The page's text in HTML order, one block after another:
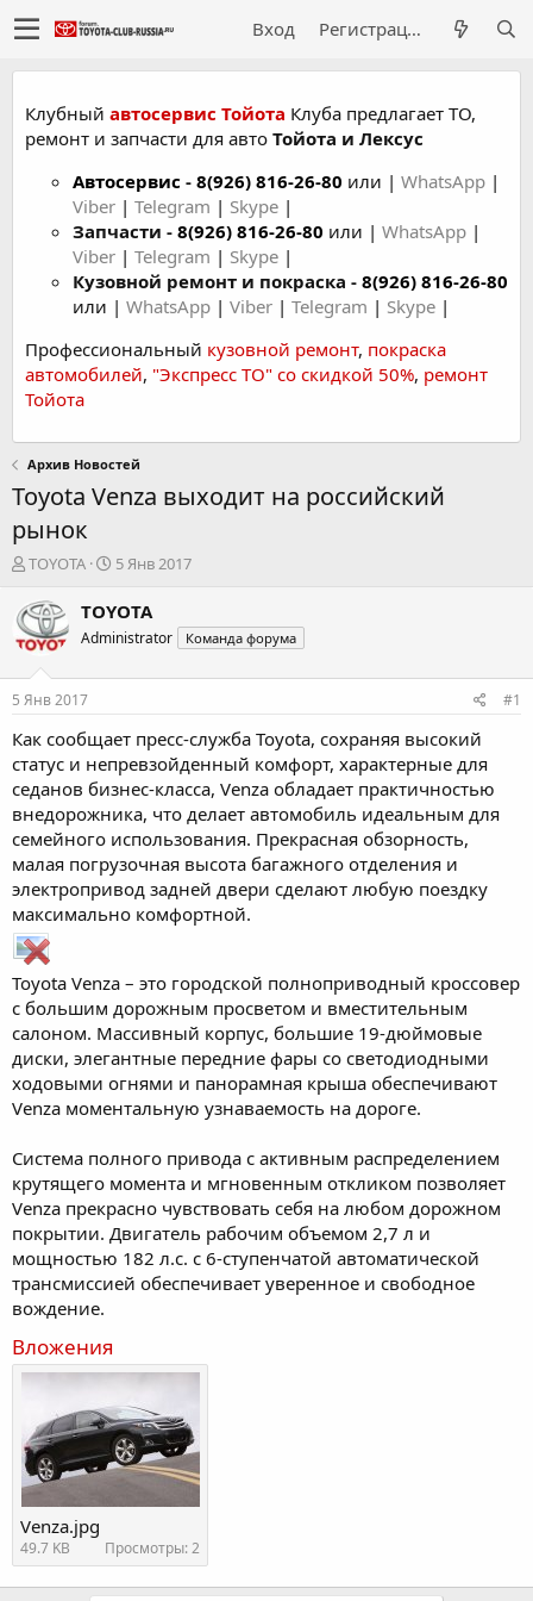
Вход Регистрация
Клубный автосервис Тойота Клуба предлагает ТО,
ремонт и запчасти для авто Тойота и Лексус
Автосервис - 8(926) 816-26-80 или | WhatsApp |
Viber | Telegram | Skype |
Запчасти - 8(926) 816-26-80 или | WhatsApp |
Viber | Telegram | Skype |
Кузовной ремонт и покраска - 8(926) 816-26-80
или | WhatsApp | Viber | Telegram | Skype |
Профессиональный кузовной ремонт, покраска
автомобилей, "Экспресс ТО" со скидкой 50%, ремонт
Тойота
Архив Новостей
Toyota Venza выходит на российский
рынок
А
т
о
р
е
м
ы
TOYOTA
Д
т
н
л
5 Янв 2017
TOYOTA
Administrator Команда форума
5 Янв 2017 #1
Как сообщает пресс-служба Toyota, сохраняя высокий
статус и непревзойденный комфорт, характерные для
седанов бизнес-класса, Venza обладает практичностью
внедорожника, что делает автомобиль идеальным для
семейного использования. Прекрасная обзорность,
малая погрузочная высота багажного отделения и
электропривод задней двери сделают любую поездку
максимально комфортной.
Toyota Venza – это городской полноприводный кроссовер
с большим дорожным просветом и вместительным
салоном. Массивный корпус, большие 19-дюймовые
диски, элегантные передние фары со светодиодными
ходовыми огнями и панорамная крыша обеспечивают
Venza моментальную узнаваемость на дороге.
Система полного привода с активным распределением
крутящего момента и мгновенным откликом позволяет
Venza прекрасно чувствовать себя на любом дорожном
покрытии. Двигатель рабочим объемом 2,7 л и
мощностью 182 л.с. с 6-ступенчатой автоматической
трансмиссией обеспечивает уверенное и свободное
вождение.
Вложения
Venza.jpg
49.7 KB Просмотры: 2